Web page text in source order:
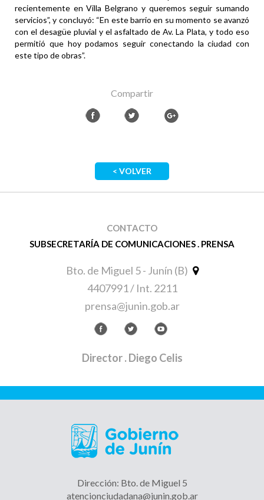
recientemente en Villa Belgrano y queremos seguir sumando
servicios”, y concluyó: “En este barrio en su momento se avanzó
con el desagüe pluvial y el asfaltado de Av. La Plata, y todo eso
permitió que hoy podamos seguir conectando la ciudad con
este tipo de obras”.
Compartir
< VOLVER
CONTACTO
SUBSECRETARÍA DE COMUNICACIONES . PRENSA
Bto. de Miguel 5 - Junín (B)
4407991 / Int. 2211
prensa@junin.gob.ar
Director. Diego Celis
Dirección: Bto. de Miguel 5
atencionciudadana@junin.gob.ar